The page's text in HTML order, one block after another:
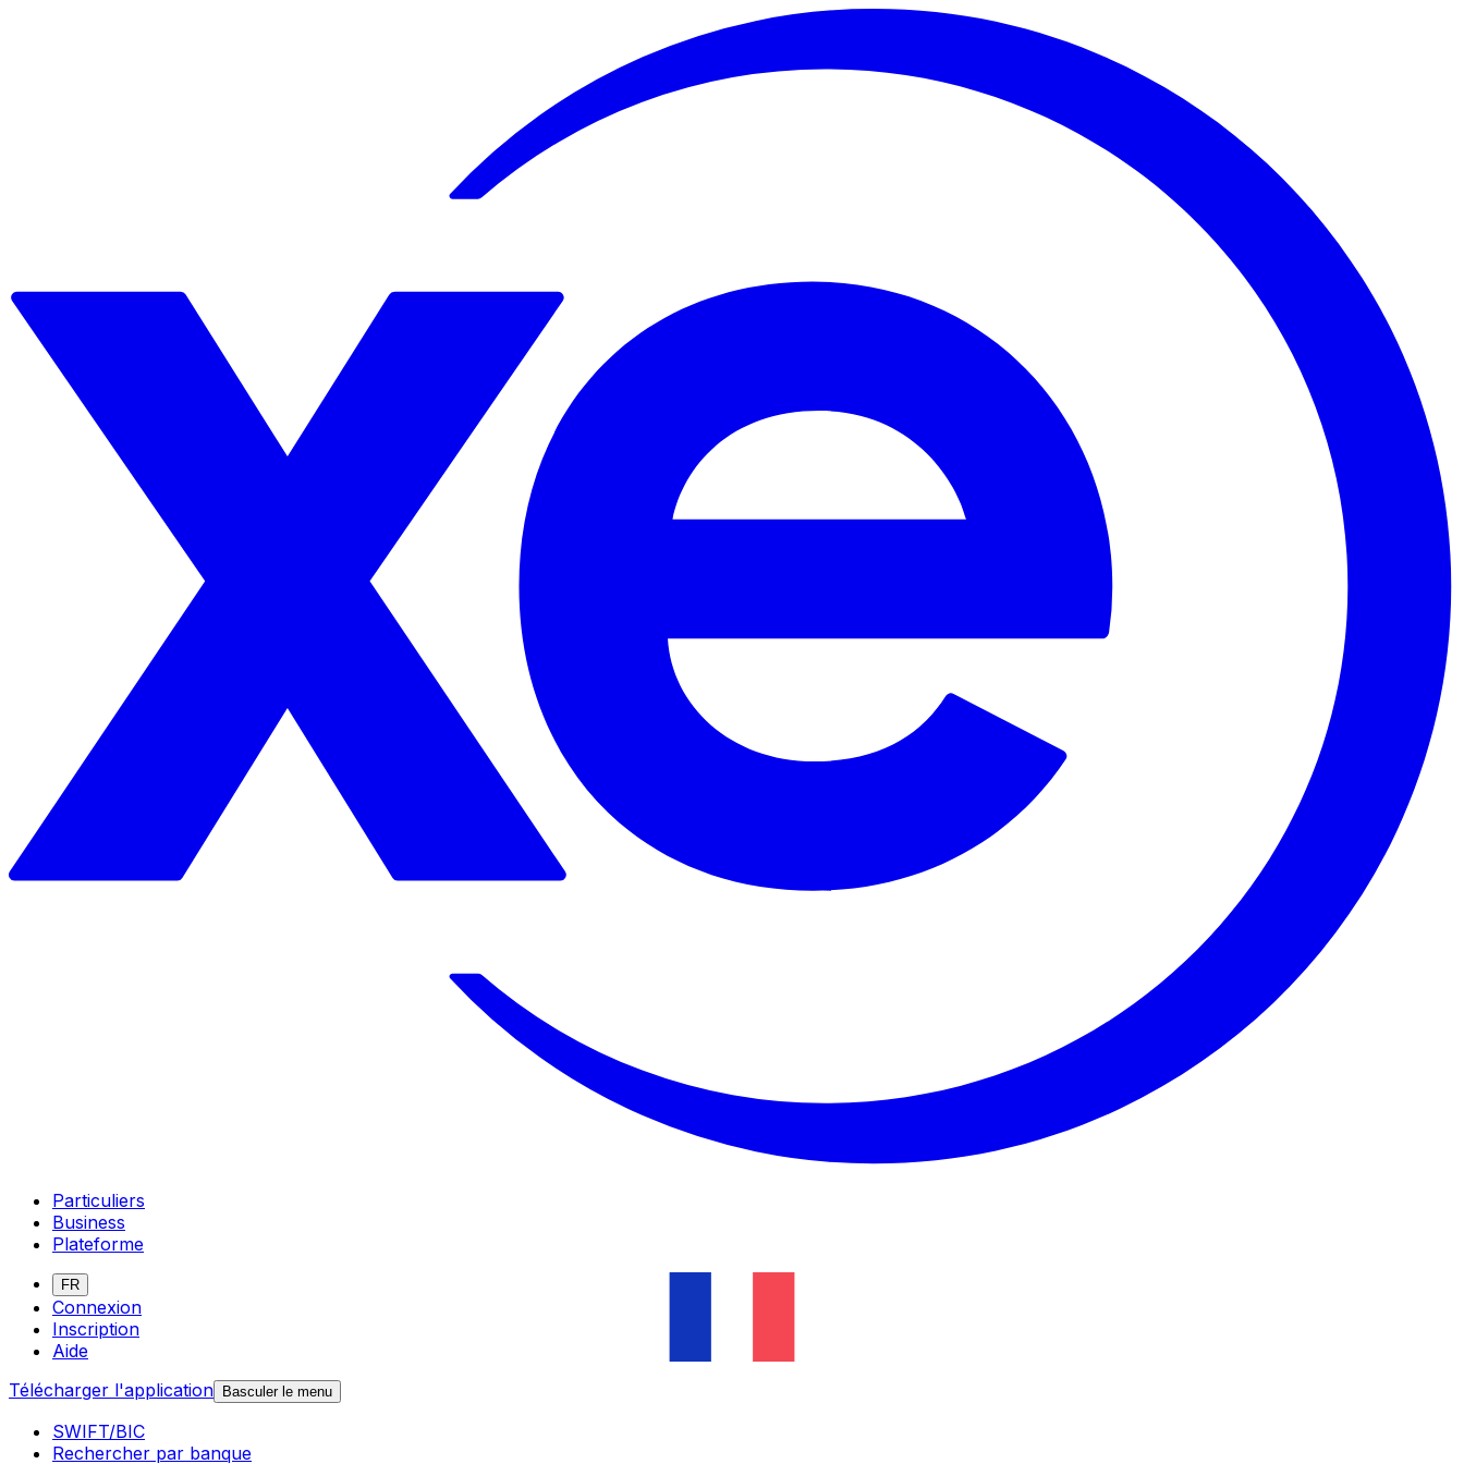
Particuliers
Business
Plateforme
FR
Connexion
Inscription
Aide
Télécharger l'application Basculer le menu
SWIFT/BIC
Rechercher par banque